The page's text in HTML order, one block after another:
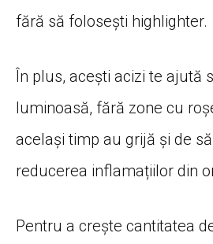
fără să folosești highlighter.
În plus, acești acizi te ajută
luminoasă, fără zone cu
același timp au grijă și de
reducerea inflamațiilor din
Pentru a crește cantitatea